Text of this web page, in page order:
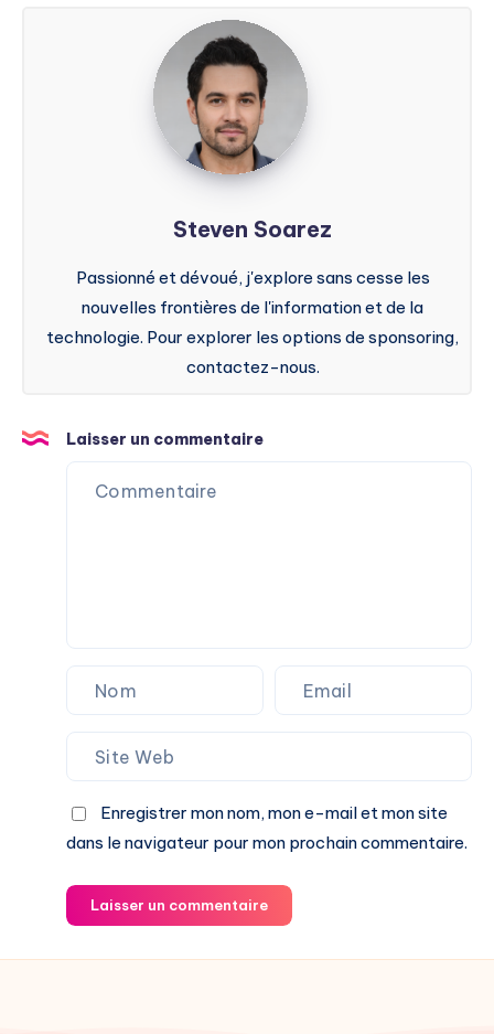
Steven
Soarez
Steven Soarez
Passionné et dévoué, j'explore sans cesse les
nouvelles frontières de l'information et de la
technologie. Pour explorer les options de sponsoring,
contactez-nous.
Laisser un commentaire
Enregistrer mon nom, mon e-mail et mon site
dans le navigateur pour mon prochain commentaire.
Laisser un commentaire